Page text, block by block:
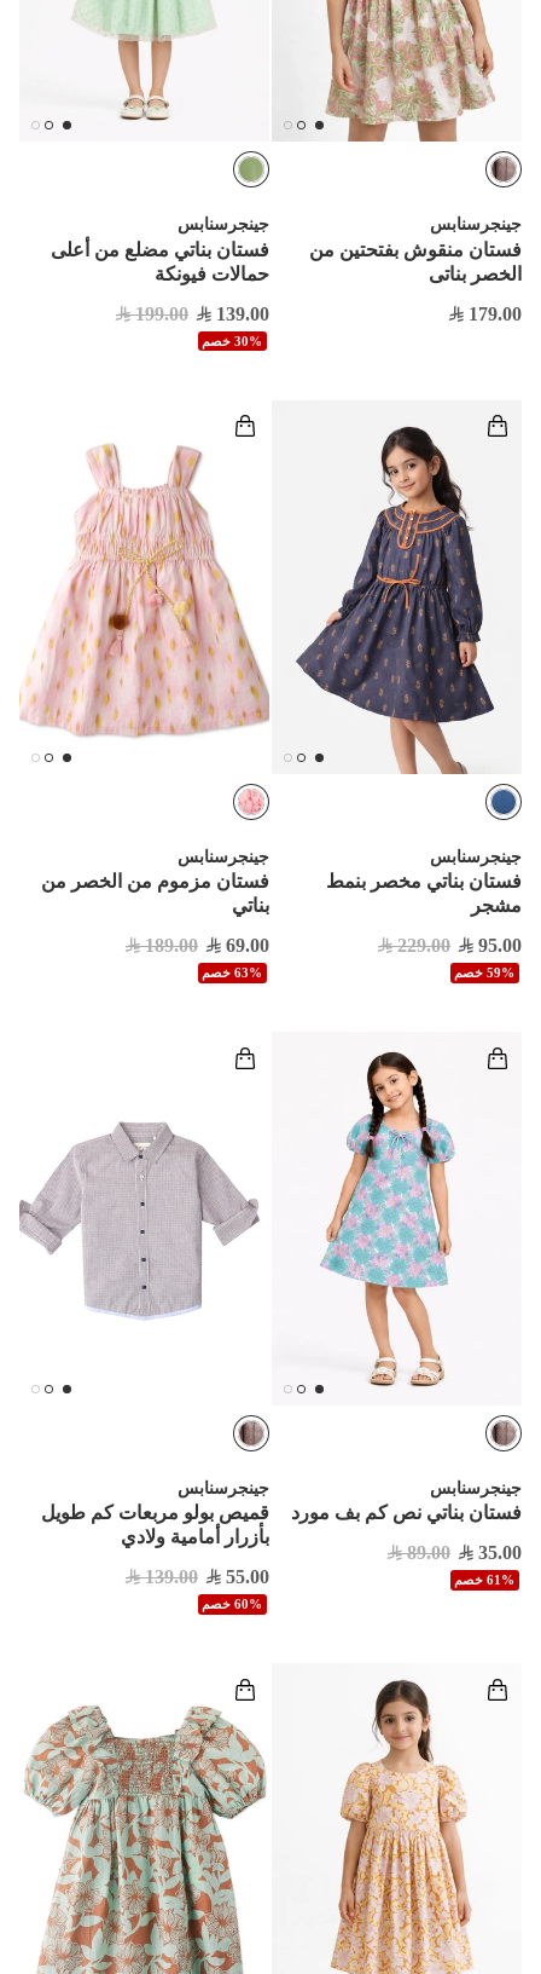
جينجرسنابس
فستان منقوش بفتحتين من
الخصر بناتى
179.00
جينجرسنابس
فستان بناتي مضلع من أعلى
حمالات فيونكة
139.00
199.00
30% خصم
جينجرسنابس
فستان بناتي مخصر بنمط
مشجر
95.00
229.00
59% خصم
جينجرسنابس
فستان مزموم من الخصر من
بناتي
69.00
189.00
63% خصم
جينجرسنابس
فستان بناتي نص كم بف مورد
35.00
89.00
61% خصم
جينجرسنابس
قميص بولو مربعات كم طويل
بأزرار أمامية ولادي
55.00
139.00
60% خصم